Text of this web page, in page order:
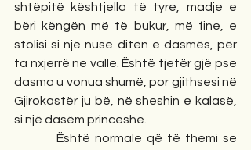
shtëpitë kështjella të tyre, madje e
bëri këngën më të bukur, më fine, e
stolisi si një nuse ditën e dasmës, për
ta nxjerrë ne valle. Është tjetër gjë pse
dasma u vonua shumë, por gjithsesi në
Gjirokastër ju bë, në sheshin e kalasë,
si një dasëm princeshe.